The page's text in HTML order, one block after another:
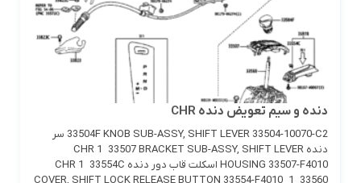
دنده و سیم تعویض دنده CHR
33504F KNOB SUB-ASSY, SHIFT LEVER 33504-10070-C2 سر
دنده CHR 1 33507 BRACKET SUB-ASSY, SHIFT LEVER
HOUSING 33507-F4010 اسکلت قاب دور دنده CHR 1 33554C
COVER, SHIFT LOCK RELEASE BUTTON 33554-F4010 1 33560